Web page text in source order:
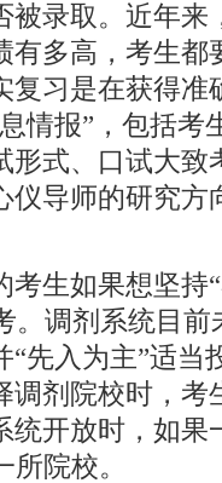
被录取。近年来
有多高，考生都
复习是在获得准
情报”，包括考
形式、口试大致
仪导师的研究方
生如果想坚持“
。调剂系统目
“先入为主”适当
调剂院校时，考
统开放时，如果
院校。